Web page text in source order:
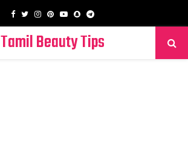
Facebook
TwitterInstagram
PinterestYoutube
SnapchatTelegram
Tamil Beauty Tips